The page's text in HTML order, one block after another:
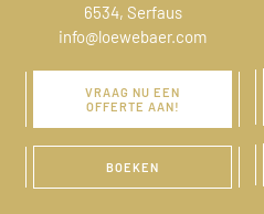
6534, Serfaus
info@loewebaer.com
VRAAG NU EEN
OFFERTE AAN!
BOEKEN